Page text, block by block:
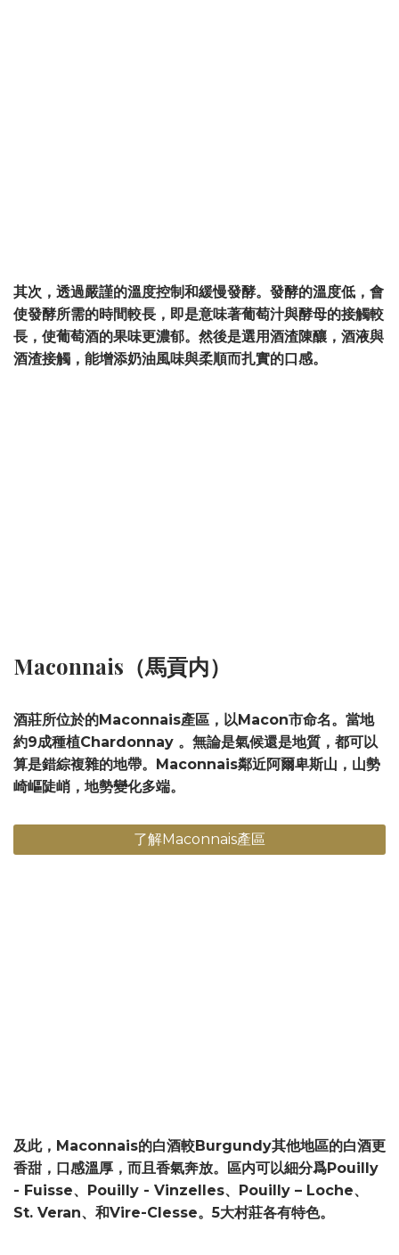
其次，透過嚴謹的溫度控制和緩慢發酵。發酵的溫度低，會
使發酵所需的時間較長，即是意味著葡萄汁與酵母的接觸較
長，使葡萄酒的果味更濃郁。然後是選用酒渣陳釀，酒液與
酒渣接觸，能增添奶油風味與柔順而扎實的口感。
Maconnais（馬貢内）
酒莊所位於的Maconnais產區，以Macon市命名。當地
約9成種植Chardonnay 。無論是氣候還是地質，都可以
算是錯綜複雜的地帶。Maconnais鄰近阿爾卑斯山，山勢
崎嶇陡峭，地勢變化多端。
了解Maconnais產區
及此，Maconnais的白酒較Burgundy其他地區的白酒更
香甜，口感溫厚，而且香氣奔放。區内可以細分爲Pouilly
- Fuisse、Pouilly - Vinzelles、Pouilly – Loche、
St. Veran、和Vire-Clesse。5大村莊各有特色。